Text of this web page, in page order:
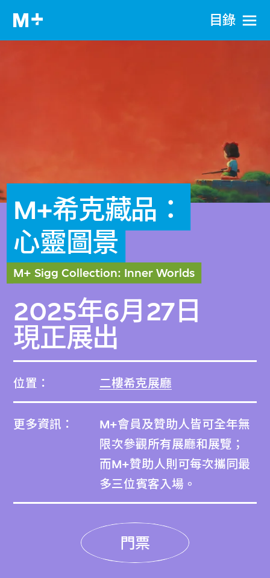
目​錄
M+希克藏品：
心靈圖景
M+ Sigg Collection: Inner Worlds
2025年6月27日
現正展出
位置： 二樓希克展廳
更多資訊：
M+會員及贊助人皆可全年無
限次參觀所有展廳和展覽；
而M+贊助人則可每次攜同最
多三位賓客入場。
門票